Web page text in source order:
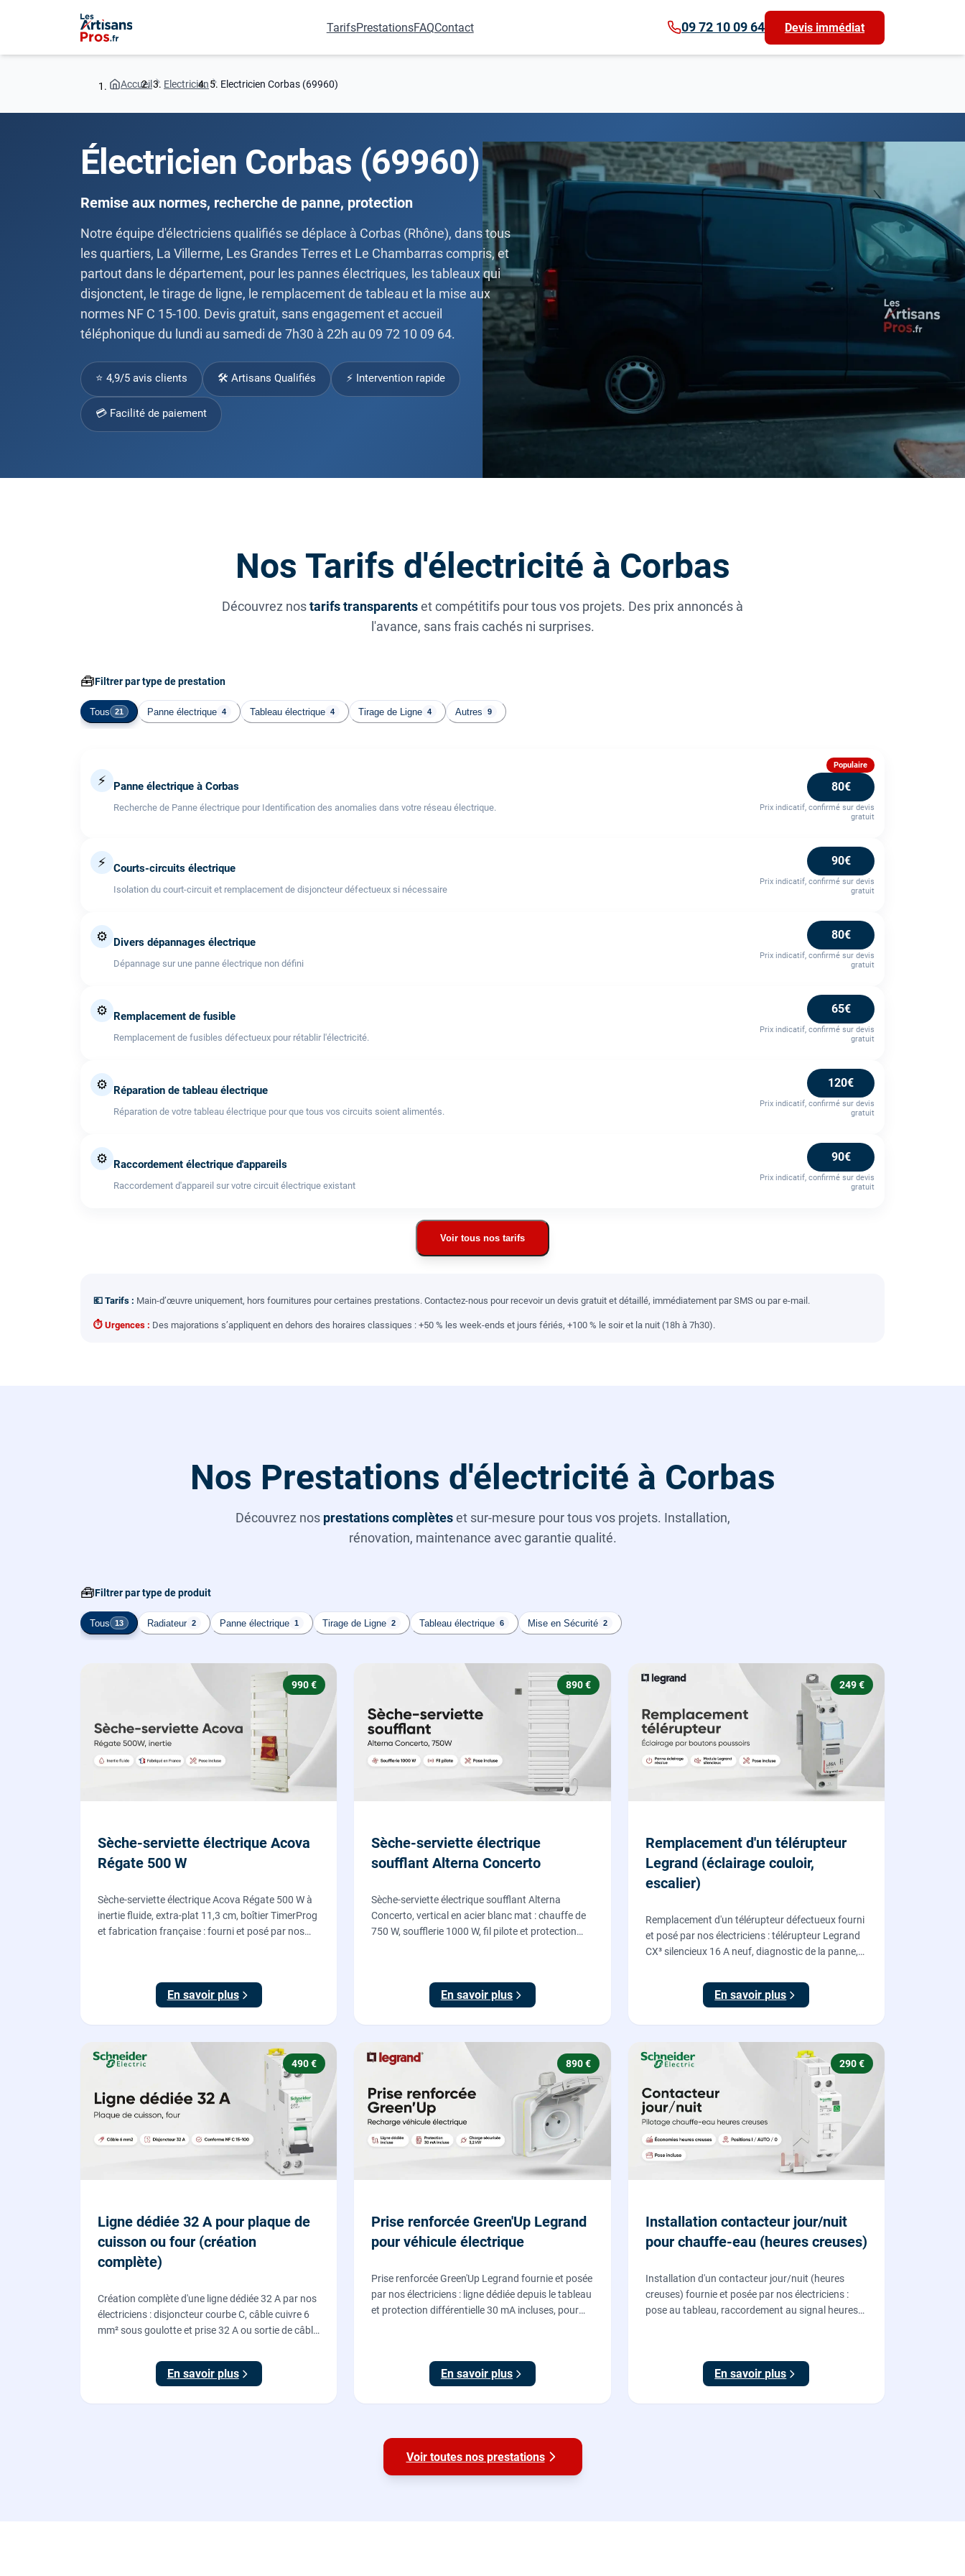
TarifsPrestationsFAQContact 09 72 10 09 64 Devis immédiat
Accueil Electricien Electricien Corbas (69960)
Électricien Corbas (69960)
Remise aux normes, recherche de panne, protection
Notre équipe d'électriciens qualifiés se déplace à Corbas (Rhône), dans tous
les quartiers, La Villerme, Les Grandes Terres et Le Chambarras compris, et
partout dans le département, pour les pannes électriques, les tableaux qui
disjonctent, le tirage de ligne, le remplacement de tableau et la mise aux
normes NF C 15-100. Devis gratuit, sans engagement et accueil
téléphonique du lundi au samedi de 7h30 à 22h au 09 72 10 09 64.
⭐ 4,9/5 avis clients 🛠 Artisans Qualifiés ⚡ Intervention rapide
💳 Facilité de paiement
Nos Tarifs d'électricité à Corbas
Découvrez nostarifs transparentset compétitifs pour tous vos projets. Des prix annoncés à
l'avance, sans frais cachés ni surprises.
🧰Filtrer par type de prestation
Tous 21 Panne électrique 4 Tableau électrique 4 Tirage de Ligne 4 Autres 9
⚡ Panne électrique à Corbas
Recherche de Panne électrique pour Identification des anomalies dans votre réseau électrique.
Populaire
80€
Prix indicatif, confirmé sur devis
gratuit
⚡ Courts-circuits électrique
Isolation du court-circuit et remplacement de disjoncteur défectueux si nécessaire
90€
Prix indicatif, confirmé sur devis
gratuit
⚙️ Divers dépannages électrique
Dépannage sur une panne électrique non défini
80€
Prix indicatif, confirmé sur devis
gratuit
⚙️ Remplacement de fusible
Remplacement de fusibles défectueux pour rétablir l'électricité.
65€
Prix indicatif, confirmé sur devis
gratuit
⚙️ Réparation de tableau électrique
Réparation de votre tableau électrique pour que tous vos circuits soient alimentés.
120€
Prix indicatif, confirmé sur devis
gratuit
⚙️ Raccordement électrique d'appareils
Raccordement d'appareil sur votre circuit électrique existant
90€
Prix indicatif, confirmé sur devis
gratuit
Voir tous nos tarifs
💶 Tarifs : Main-d’œuvre uniquement, hors fournitures pour certaines prestations. Contactez-nous pour recevoir un devis gratuit et détaillé, immédiatement par SMS ou par e-mail.
⏱ Urgences : Des majorations s’appliquent en dehors des horaires classiques : +50 % les week-ends et jours fériés, +100 % le soir et la nuit (18h à 7h30).
Nos Prestations d'électricité à Corbas
Découvrez nos prestations complèteset sur-mesure pour tous vos projets. Installation,
rénovation, maintenance avec garantie qualité.
🧰Filtrer par type de produit
Tous 13 Radiateur 2 Panne électrique 1 Tirage de Ligne 2 Tableau électrique 6 Mise en Sécurité 2
990 €
Sèche-serviette électrique Acova
Régate 500 W
Sèche-serviette électrique Acova Régate 500 W à
inertie fluide, extra-plat 11,3 cm, boîtier TimerProg
et fabrication française : fourni et posé par nos
En savoir plus
890 €
Sèche-serviette électrique
soufflant Alterna Concerto
Sèche-serviette électrique soufflant Alterna
Concerto, vertical en acier blanc mat : chauffe de
750 W, soufflerie 1000 W, fil pilote et protection
En savoir plus
249 €
Remplacement d'un télérupteur
Legrand (éclairage couloir,
escalier)
Remplacement d'un télérupteur défectueux fourni
et posé par nos électriciens : télérupteur Legrand
CX³ silencieux 16 A neuf, diagnostic de la panne,
depuis tous vos boutons poussoirs.
En savoir plus
490 €
Ligne dédiée 32 A pour plaque de
cuisson ou four (création
complète)
Création complète d'une ligne dédiée 32 A par nos
électriciens : disjoncteur courbe C, câble cuivre 6
mm² sous goulotte et prise 32 A ou sortie de câble
conforme NF C 15-100.
En savoir plus
890 €
Prise renforcée Green'Up Legrand
pour véhicule électrique
Prise renforcée Green'Up Legrand fournie et posée
par nos électriciens : ligne dédiée depuis le tableau
et protection différentielle 30 mA incluses, pour
En savoir plus
290 €
Installation contacteur jour/nuit
pour chauffe-eau (heures creuses)
Installation d'un contacteur jour/nuit (heures
creuses) fournie et posée par nos électriciens :
pose au tableau, raccordement au signal heures
En savoir plus
Voir toutes nos prestations